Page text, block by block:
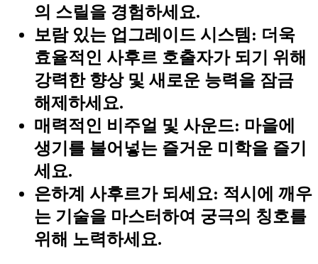
의 스릴을 경험하세요.
보람 있는 업그레이드 시스템: 더욱
효율적인 사후르 호출자가 되기 위해
강력한 향상 및 새로운 능력을 잠금
해제하세요.
매력적인 비주얼 및 사운드: 마을에
생기를 불어넣는 즐거운 미학을 즐기
세요.
은하계 사후르가 되세요: 적시에 깨우
는 기술을 마스터하여 궁극의 칭호를
위해 노력하세요.